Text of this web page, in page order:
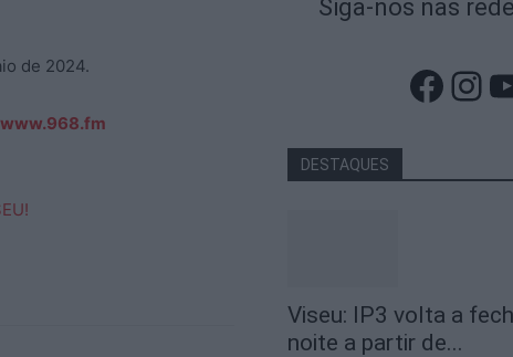
de 2024.
www.968.fm
Siga-nos nas
DESTAQUES
Viseu: IP3 volta a
noite a partir de...